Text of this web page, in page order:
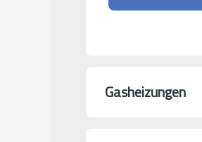
Gasheizungen